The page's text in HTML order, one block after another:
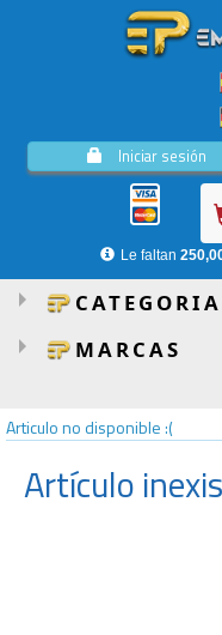
Iniciar sesión
Le faltan
MARCAS
Articulo no disponible :(
Artículo